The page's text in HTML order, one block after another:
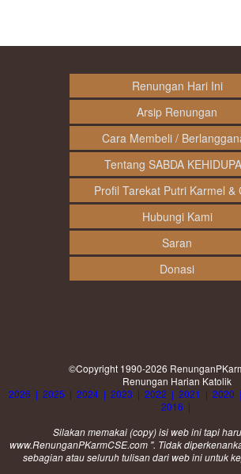
Renungan Hari Ini
Arsip Renungan
Cara Membeli /
Tentang SABDA
Profil Tarekat Putri Karmel &
Hubungi Kami
Saran
Donasi
©Copyright 1990-2026
Renungan Harian Katolik
2026 | 2025 | 2024 | 2023 | 2022 | 2021 | 2020 |
2016 |
Silakan memakai (copy) isi web ini tapi
www.RenunganPKarmCSE.com ". Tidak
sebagian atau seluruh tulisan dari web ini untuk